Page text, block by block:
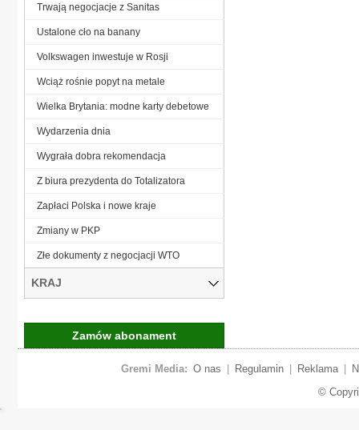
Trwają negocjacje z Sanitas
Ustalone cło na banany
Volkswagen inwestuje w Rosji
Wciąż rośnie popyt na metale
Wielka Brytania: modne karty debetowe
Wydarzenia dnia
Wygrała dobra rekomendacja
Z biura prezydenta do Totalizatora
Zapłaci Polska i nowe kraje
Zmiany w PKP
Złe dokumenty z negocjacji WTO
KRAJ
Zamów abonament
Gremi Media: O nas Regulamin Reklama
©